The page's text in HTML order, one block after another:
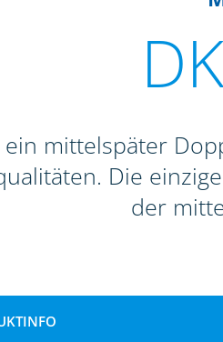
ein mittelspäter
Die
der